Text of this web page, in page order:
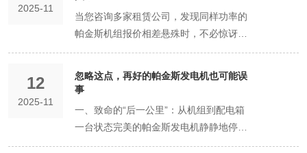
给租赁公司留下极佳的印象，展现您的专
业和诚信。这会极大提升您的客户信誉
度，在未来的租赁中获得更优先的响应、
更宽松的条款，甚至更优惠的价格。信
誉，是宝贵的隐形资产。 掌握这些资深用
户秘而不宣的技巧，您将在租赁过程中从
被动变为主动，不仅能租到好设备，更能
发电机的基础，能够有效规避风险，保障
自身权益。
否在正常绿色区间。 [ ] 再次确认无异常噪
音和振动。 [ ] 保护功能测试（请求技术人
压传感器），看低油压报警灯是否亮起，
并是否自动停机。 [ ] 模拟高水温，看高水
温报警是否正常。 四、文件签署与存档 [ ]
签署《设备交接单》： 在所有检查项目合
格后，与对方技术人员共同签署交接单。
务商打分。 [ ] 信任直觉： 在资质相当的
情况下，选择沟通顺畅、让您感觉踏实、
值得信赖的合作伙伴。 使用方法： 在接
触每一家潜在服务商时，逐项填写此清
单。完成所有评估后，哪家更靠谱将一目
了然。这份清单能迫使您超越“价格”这一
单一维度，做出更全面、理性的决策。
换，替换周期不超过小时。□ 已明确 （此
为关键条款！） [ ] 承租方责任： 因承租
由承租方承担。□ 已明确 四、违约与不可
抗力条款 [ ] 出租方违约： 如因出租方原
因（如设备故障无备机、延迟交付等）导
致承租方业务中断，出租方承担的赔偿责
任上限或计算方式为：
3-5 Bar或40-60 Psi）？ [ ] 冷却液温度：
是否在正常范围内（通常为80-95°C）？ [
] 看排烟： 排气颜色应为无色或淡灰色。
持续冒黑烟（燃烧不充分）、蓝烟（烧机
油）或白烟（缸垫损坏）均属异常，需记
录并通知租赁公司。 [ ] 再次检查泄漏：
在运行状态下，检查各管路接口有无泄
核心业务。 节约资产闲置与折旧成本：
发电机对于多数企业是阶段性需求。购买
后，大部分时间处于闲置状态，不仅占用
资金和场地，还要承担资产贬值的损失。
租赁实现了“按使用付费”，将固定成本转
油、冷却液等通常由租赁方提供，但燃油
（柴油）费用绝大多数情况下由承租方承
通常为一定金额的款项，租期结束后若无
设备损坏，应全额无息退还。 评估技巧：
务必要求租赁方提供一份 “全包价” 或 “费
用明细清单” 。如果对方只报一个模糊的
日租金，您需要主动追问：“这个价格是否
度。 配件供应半径： 在需要更换配件
时，正品配件从仓库或供应商送达现场的
时效。 对于成都这样的大城市，以及周边
复杂的项目分布（如远郊工地、山区项
目），一个强大的服务半径意味着同城化
的高效保障。 二、为何“服务半径”如此重
要？ 应急响应的生命线： 当停电突然发
生，或机组在运行中故障，每一分钟的等
优惠的协议价格和更灵活的付款条件。 提
升服务优先级： 当出现紧急需求或资源紧
值服务： 合作伙伴会更主动地为您提供用
值服务，从“被动维修”变为“主动健康管
理”。 二、标准化与弹性：为未来布局 设
备标准化： 如果您的业务需要在不同项目
性：持续运行的“省钱利器” 帕金斯发动机
使柴油燃烧更充分，在同等输出功率下，
耗油量显著低于许多品牌。 算一笔账：
假设一台100kW的机组，在80%负载下连
续运行。帕金斯机组可能比普通品牌每小
时省油2-3升。每天运行20小时，即可节
2025-11
当您咨询多家租赁公司，发现同样功率的
帕金斯机组报价相差悬殊时，不必惊讶。
这背后反映的是设备、服务、公司运营模
式等多方面的巨大差异。解读这些差异，
是找到“性价比”之王的关键。 一、设备本
12
2025-11
忽略这点，再好的帕金斯发电机也可能误
事
一、致命的“后一公里”：从机组到配电箱
一台状态完美的帕金斯发电机静静地停在
工地一角，但它要发挥作用，必须通过电